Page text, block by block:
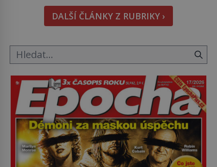
pravdu na padrť a prohlásit, že to byl jen životem
unavený a drogou ovládaný muž? Marcus Aurelius
byl zastáncem stoicismu, učení, […]
DALŠÍ ČLÁNKY Z RUBRIKY ›